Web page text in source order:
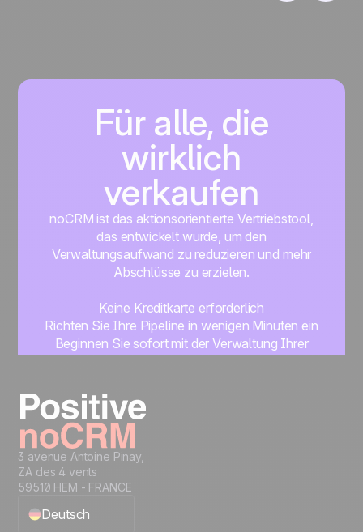
Für alle, die
wirklich
verkaufen
noCRM ist das aktionsorientierte Vertriebstool,
das entwickelt wurde, um den
Verwaltungsaufwand zu reduzieren und mehr
Abschlüsse zu erzielen.
Keine Kreditkarte erforderlich
Richten Sie Ihre Pipeline in wenigen Minuten ein
Beginnen Sie sofort mit der Verwaltung Ihrer
3 avenue Antoine Pinay,
ZA des 4 vents
59510 HEM - FRANCE
Deutsch